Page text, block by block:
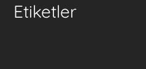
Etiketler